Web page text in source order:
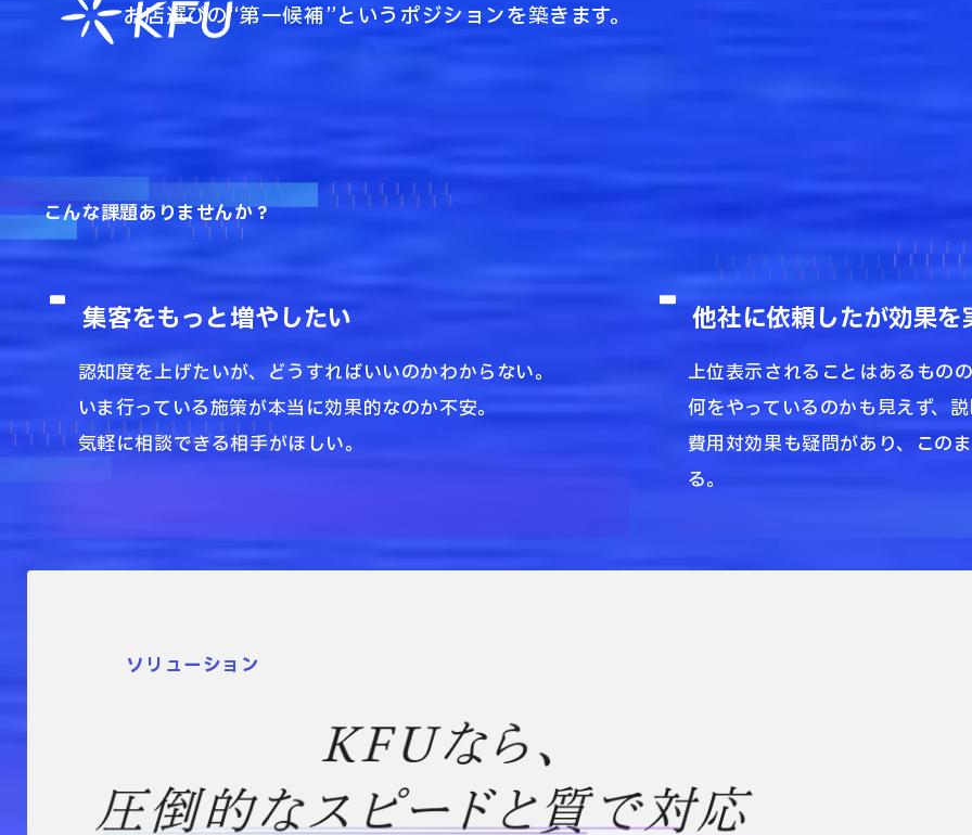
お店選びの“第一候補”というポジションを築きます。
こんな課題ありませんか？
集客をもっと増やしたい
認知度を上げたいが、どうすればいいのかわからない。
いま行っている施策が本当に効果的なのか不安。
気軽に相談できる相手がほしい。
他社に依頼したが効果
上位表示されることはあるもの
何をやっているのかも見えず、
費用対効果も疑問があり、この
る。
ソリューション
KFUなら、
圧倒的なスピードと質で対応